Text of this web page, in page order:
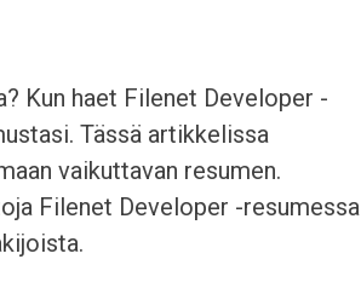
Kun haet Filenet Developer -
Tässä artikkelissa
vaikuttavan resumen.
Filenet Developer -resumessa